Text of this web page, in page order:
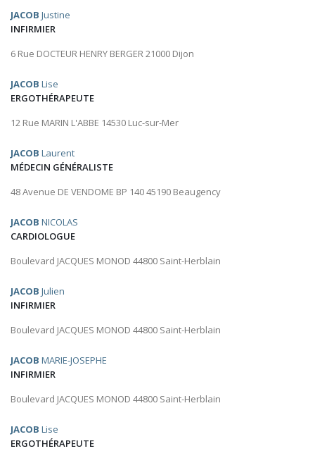
JACOB Justine
INFIRMIER
6 Rue DOCTEUR HENRY BERGER 21000 Dijon
JACOB Lise
ERGOTHÉRAPEUTE
12 Rue MARIN L'ABBE 14530 Luc-sur-Mer
JACOB Laurent
MÉDECIN GÉNÉRALISTE
48 Avenue DE VENDOME BP 140 45190 Beaugency
JACOB NICOLAS
CARDIOLOGUE
Boulevard JACQUES MONOD 44800 Saint-Herblain
JACOB Julien
INFIRMIER
Boulevard JACQUES MONOD 44800 Saint-Herblain
JACOB MARIE-JOSEPHE
INFIRMIER
Boulevard JACQUES MONOD 44800 Saint-Herblain
JACOB Lise
ERGOTHÉRAPEUTE